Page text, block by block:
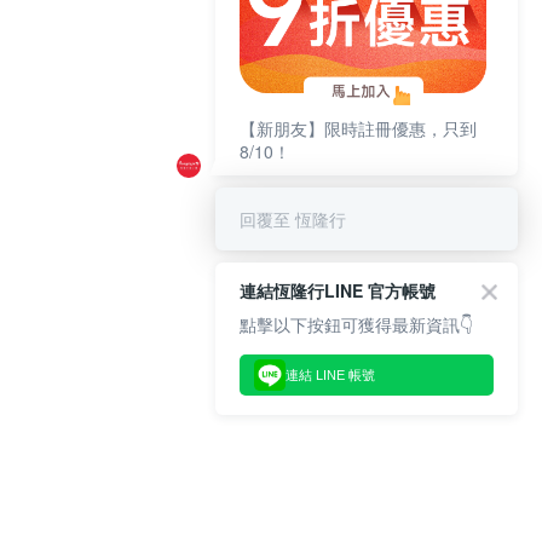
【新朋友】限時註冊優惠，只到
8/10！
回覆至 恆隆行
連結恆隆行LINE 官方帳號
點擊以下按鈕可獲得最新資訊👇
連結 LINE 帳號